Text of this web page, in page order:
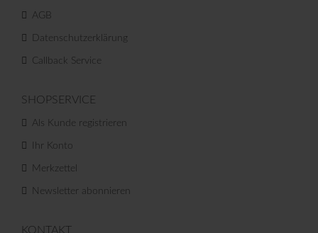
AGB
Datenschutzerklärung
Callback Service
SHOPSERVICE
Als Kunde registrieren
Ihr Konto
Merkzettel
Newsletter abonnieren
KONTAKT